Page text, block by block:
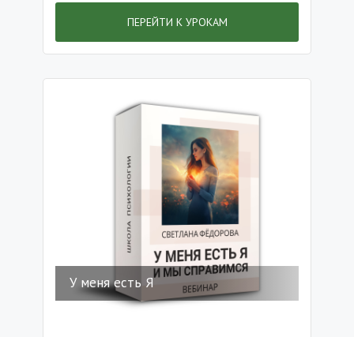
ПЕРЕЙТИ К УРОКАМ
У меня есть Я